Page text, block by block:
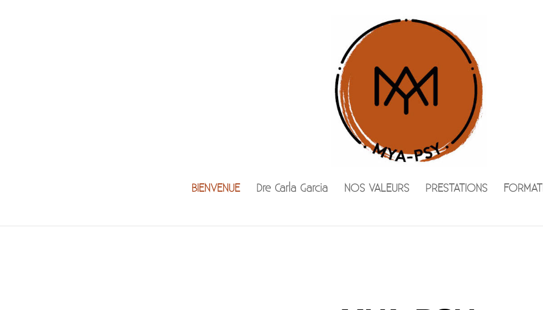
BIENVENUE Dre Carla Garcia NOS VALEURS PRESTATIONS